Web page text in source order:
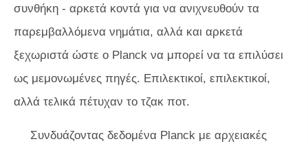
συνθήκη - αρκετά κοντά για να ανιχνευθούν τα
παρεμβαλλόμενα νημάτια, αλλά και αρκετά
ξεχωριστά ώστε ο Planck να μπορεί να τα επιλύσει
ως μεμονωμένες πηγές. Επιλεκτικοί, επιλεκτικοί,
αλλά τελικά πέτυχαν το τζακ ποτ.
Συνδυάζοντας δεδομένα Planck με αρχειακές